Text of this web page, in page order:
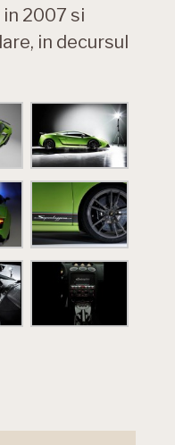
2007 si
in decursul